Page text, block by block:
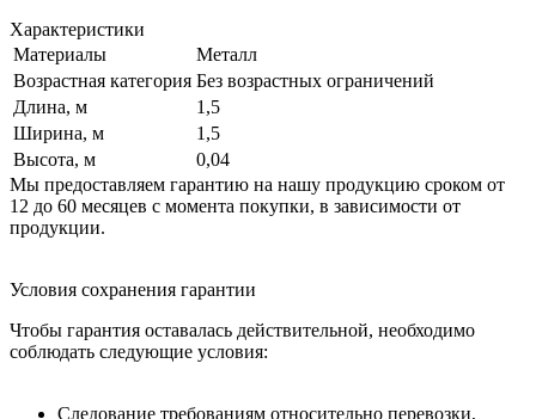
Характеристики
Материалы
Металл
Возрастная категория Без возрастных ограничений
Длина, м
1,5
Ширина, м
1,5
Высота, м
0,04
Мы предоставляем гарантию на нашу продукцию сроком от
12 до 60 месяцев с момента покупки, в зависимости от
продукции.
Условия сохранения гарантии
Чтобы гарантия оставалась действительной, необходимо
соблюдать следующие условия:
Следование требованиям относительно перевозки,